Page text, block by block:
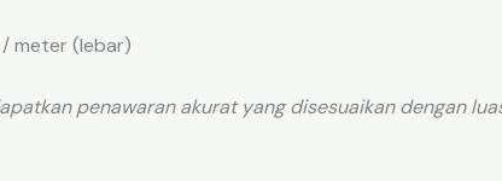
/ meter (lebar)
penawaran akurat yang disesuaikan dengan